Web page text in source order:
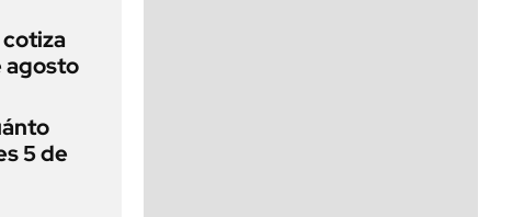
agosto
5 de